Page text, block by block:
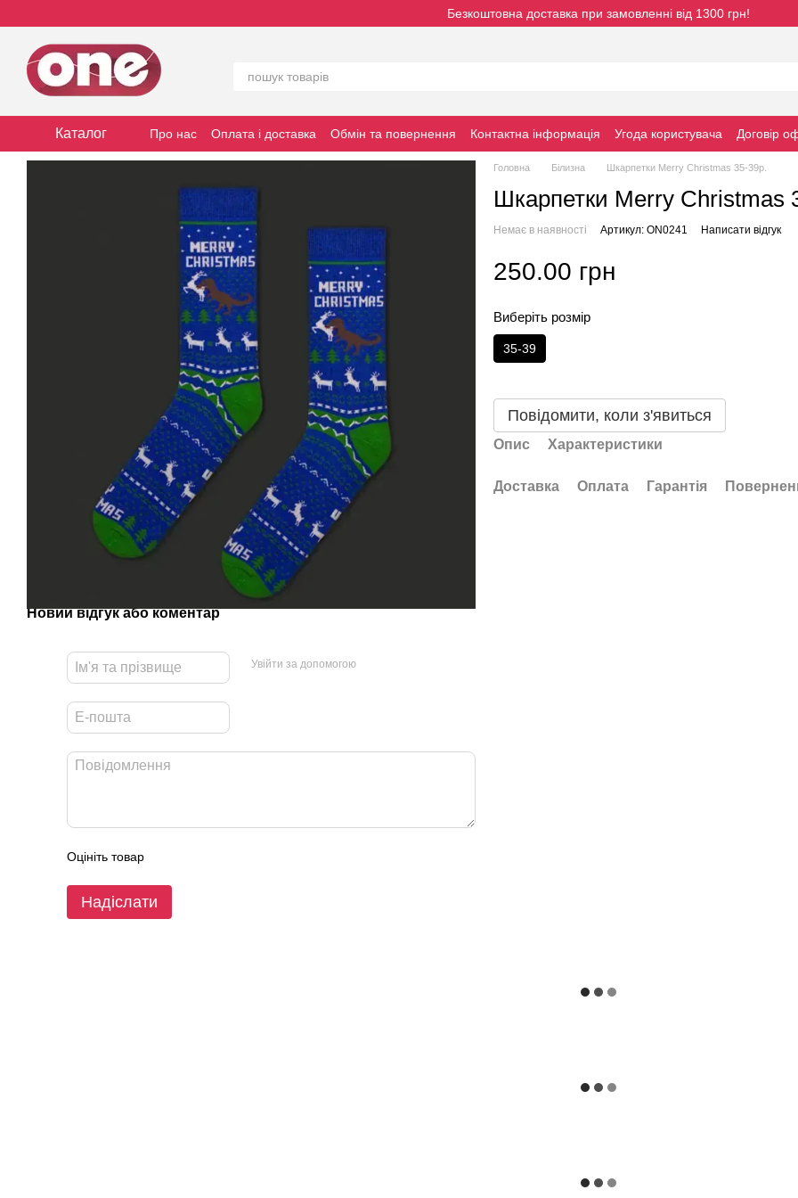
Безкоштовна доставка при замовленні від 1300 грн!
Каталог Про нас Оплата і доставка Обмін та повернення Контактна інформація Угода користувача Договiр
Новий відгук або коментар
Увійти за допомогою
Оцініть товар
Надіслати
Головна Білизна Шкарпетки Merry Christmas 35-39р.
Шкарпетки Merry Christmas
Немає в наявності Артикул: ON0241 Написати відгук
250.00 грн
Виберіть розмір
35-39
Повідомити, коли з'явиться
Опис Характеристики
Доставка Оплата Гарантія